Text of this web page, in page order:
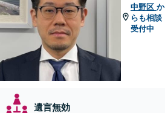
中野区 か
らも相談
受付中
遺言無効